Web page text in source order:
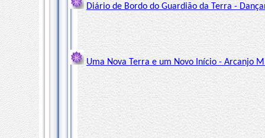
Diário de Bordo do Guardião da Terra -
Uma Nova Terra e um Novo Início - Arcanjo